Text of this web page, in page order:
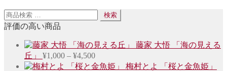
検
索
検索
評価の高い商品
藤家 大悟 「海の見える
丘」
¥1,000 – ¥4,500価
格
梅村とよ 「桜と金魚姫」